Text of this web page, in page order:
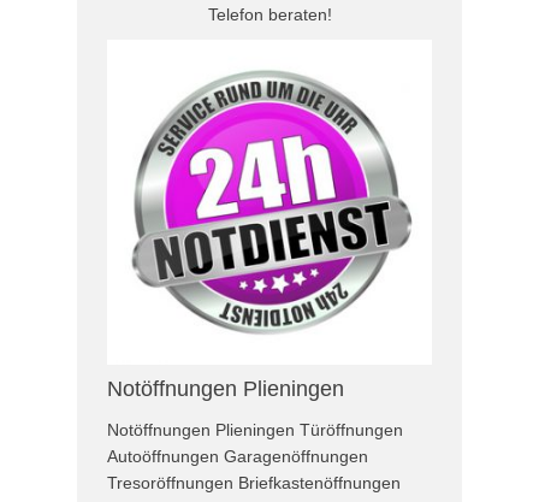
Telefon beraten!
Notöffnungen Plieningen
Notöffnungen Plieningen Türöffnungen
Autoöffnungen Garagenöffnungen
Tresoröffnungen Briefkastenöffnungen